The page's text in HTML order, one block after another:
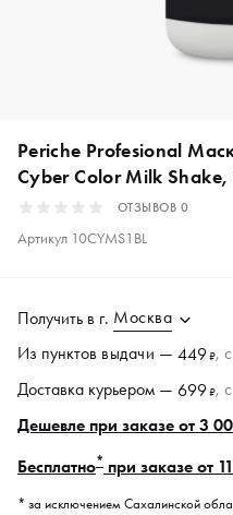
Periche Profesional
Cyber Color Milk Shake,
ОТЗЫВОВ 0
Артикул 10CYMS1BL
Получить в г. Москва
Из пунктов выдачи — 449₽,
Доставка курьером — 699₽,
Дешевле при заказе от 3
Бесплатно* при заказе от
* за исключением Сахалинской